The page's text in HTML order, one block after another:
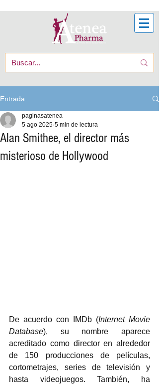
Entrada
Alan Smithee, el director más
misterioso de Hollywood
paginasatenea
5 ago 2025 5 min de lectura
De acuerdo con IMDb (Internet Movie
Database), su nombre aparece
acreditado como director en alrededor
de 150 producciones de películas,
cortometrajes, series de televisión y
hasta videojuegos. También, ha